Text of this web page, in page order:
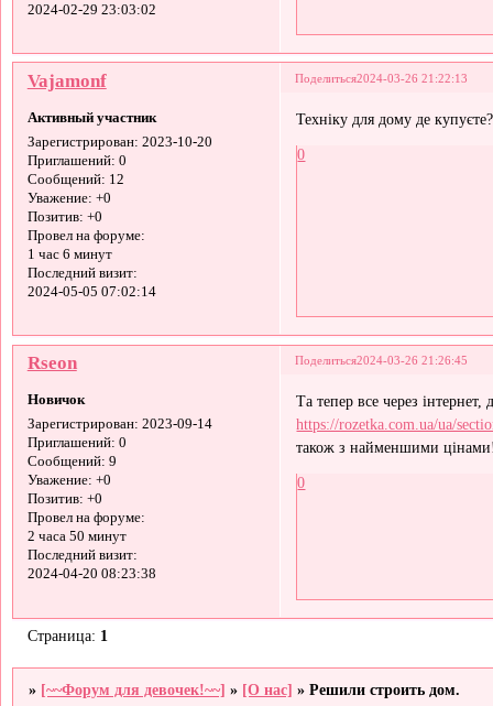
2024-02-29 23:03:02
Поделиться2024-03-26 21:22:13
Vajamonf
Активный участник
Зарегистрирован: 2023-10-20
Приглашений: 0
Сообщений: 12
Уважение: +0
Позитив: +0
Провел на форуме:
1 час 6 минут
Последний визит:
2024-05-05 07:02:14
Техніку для дому де купуєте?
0
Поделиться2024-03-26 21:26:45
Rseon
Новичок
Зарегистрирован: 2023-09-14
Приглашений: 0
Сообщений: 9
Уважение: +0
Позитив: +0
Провел на форуме:
2 часа 50 минут
Последний визит:
2024-04-20 08:23:38
Та тепер все через
https://rozetka.com.ua/ua/
також з найменшими
0
Страница: 1
» [~~Форум для девочек!~~] » [О нас] »Решили строить дом.